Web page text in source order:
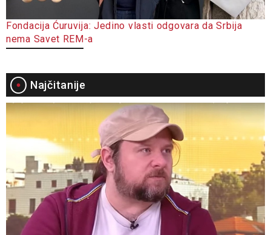
Fondacija Ćuruvija: Jedino vlasti odgovara da Srbija
nema Savet REM-a
Najčitanije